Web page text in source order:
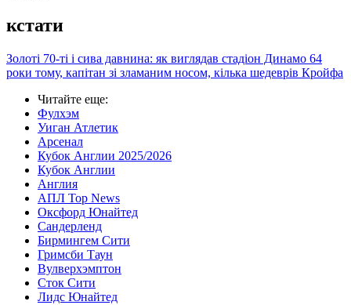
кстати
Золоті 70-ті і сива давнина: як виглядав стадіон Динамо 64
роки тому, капітан зі зламаним носом, кілька шедеврів Кройфа
Читайте еще:
Фулхэм
Уиган Атлетик
Арсенал
Кубок Англии 2025/2026
Кубок Англии
Англия
АПЛ Top News
Оксфорд Юнайтед
Сандерленд
Бирмингем Сити
Гримсби Таун
Вулверхэмптон
Сток Сити
Лидс Юнайтед